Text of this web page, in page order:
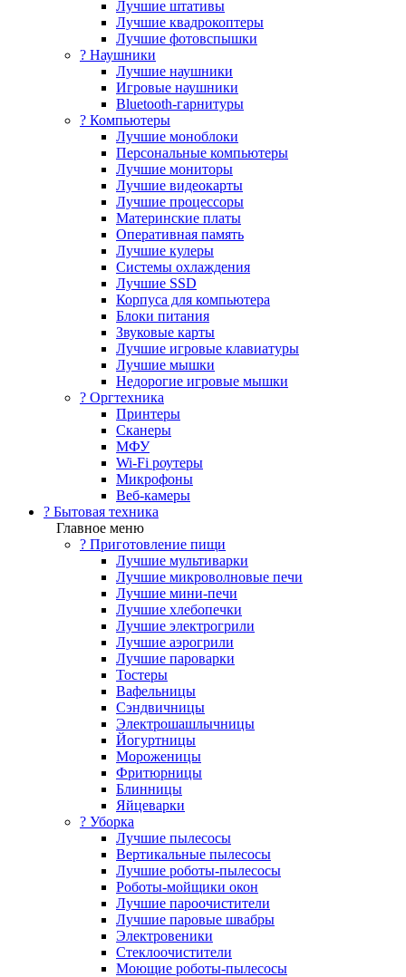
Лучшие штативы
Лучшие квадрокоптеры
Лучшие фотовспышки
? Наушники
Лучшие наушники
Игровые наушники
Bluetooth-гарнитуры
?️ Компьютеры
Лучшие моноблоки
Персональные компьютеры
Лучшие мониторы
Лучшие видеокарты
Лучшие процессоры
Материнские платы
Оперативная память
Лучшие кулеры
Системы охлаждения
Лучшие SSD
Корпуса для компьютера
Блоки питания
Звуковые карты
Лучшие игровые клавиатуры
Лучшие мышки
Недорогие игровые мышки
?️ Оргтехника
Принтеры
Сканеры
МФУ
Wi-Fi роутеры
Микрофоны
Веб-камеры
? Бытовая техника
Главное меню
? Приготовление пищи
Лучшие мультиварки
Лучшие микроволновые печи
Лучшие мини-печи
Лучшие хлебопечки
Лучшие электрогрили
Лучшие аэрогрили
Лучшие пароварки
Тостеры
Вафельницы
Сэндвичницы
Электрошашлычницы
Йогуртницы
Мороженицы
Фритюрницы
Блинницы
Яйцеварки
? Уборка
Лучшие пылесосы
Вертикальные пылесосы
Лучшие роботы-пылесосы
Роботы-мойщики окон
Лучшие пароочистители
Лучшие паровые швабры
Электровеники
Стеклоочистители
Моющие роботы-пылесосы